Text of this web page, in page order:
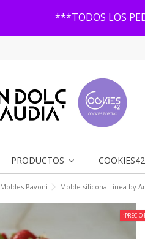
***TODOS LOS
PRODUCTOS COOKIES42
Moldes Pavoni Molde silicona Linea by
¡PRECIO